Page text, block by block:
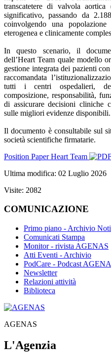
transcatetere di valvola
significativo, passando da
coinvolgendo una
eterogenea e clinicamente
In questo scenario, il
dell’Heart Team quale modello
gestione integrata dei pazienti
raccomandata
tutti i centri ospedalieri,
composizione, responsabilità,
di assicurare decisioni cliniche
sulle migliori evidenze disponibili.
Il documento è consultabile sul
società scientifiche firmatarie.
Position Paper Heart Team
Ultima modifica: 02 Luglio 2026
Visite: 2082
COMUNICAZIONE
Primo piano - Archivio
Comunicati Stampa
Monitor - rivista AGENAS
Atti Eventi - Archivio
PodCare - Podcast
Newsletter
Relazioni attività
Biblioteca
AGENAS
L'Agenzia